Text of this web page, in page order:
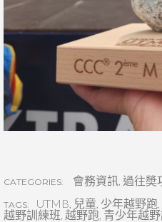
CATEGORIES: 會務資訊 過往奬
TAGS: UTMB 兒童 少年越野跑
越野訓練班 越野跑 青少年越